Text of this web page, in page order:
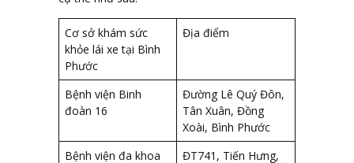
Cơ sở khám sức
khỏe lái xe tại Bình
Phước
Địa điểm
Bệnh viện Binh
đoàn 16
Đường Lê Quý Đôn,
Tân Xuân, Đồng
Xoài, Bình Phước
Bệnh viện đa khoa
ĐT741, Tiến Hưng,